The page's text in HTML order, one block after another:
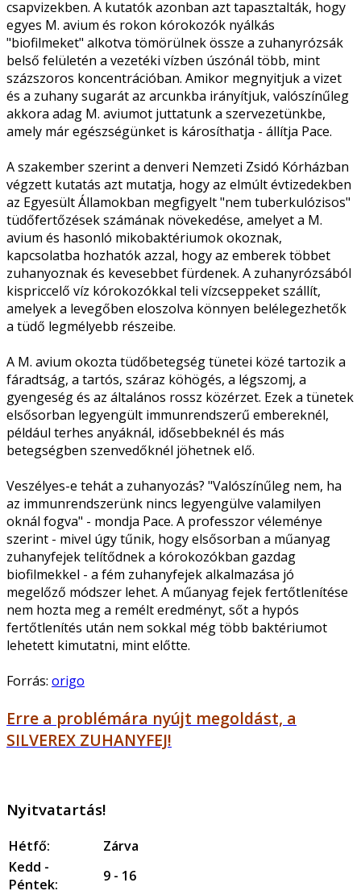
csapvizekben. A kutatók azonban azt tapasztalták, hogy
egyes M. avium és rokon kórokozók nyálkás
"biofilmeket" alkotva tömörülnek össze a zuhanyrózsák
belső felületén a vezetéki vízben úszónál több, mint
százszoros koncentrációban. Amikor megnyitjuk a vizet
és a zuhany sugarát az arcunkba irányítjuk, valószínűleg
akkora adag M. aviumot juttatunk a szervezetünkbe,
amely már egészségünket is károsíthatja - állítja Pace.
A szakember szerint a denveri Nemzeti Zsidó Kórházban
végzett kutatás azt mutatja, hogy az elmúlt évtizedekben
az Egyesült Államokban megfigyelt "nem tuberkulózisos"
tüdőfertőzések számának növekedése, amelyet a M.
avium és hasonló mikobaktériumok okoznak,
kapcsolatba hozhatók azzal, hogy az emberek többet
zuhanyoznak és kevesebbet fürdenek. A zuhanyrózsából
kispriccelő víz kórokozókkal teli vízcseppeket szállít,
amelyek a levegőben eloszolva könnyen belélegezhetők
a tüdő legmélyebb részeibe.
A M. avium okozta tüdőbetegség tünetei közé tartozik a
fáradtság, a tartós, száraz köhögés, a légszomj, a
gyengeség és az általános rossz közérzet. Ezek a tünetek
elsősorban legyengült immunrendszerű embereknél,
például terhes anyáknál, idősebbeknél és más
betegségben szenvedőknél jöhetnek elő.
Veszélyes-e tehát a zuhanyozás? "Valószínűleg nem, ha
az immunrendszerünk nincs legyengülve valamilyen
oknál fogva" - mondja Pace. A professzor véleménye
szerint - mivel úgy tűnik, hogy elsősorban a műanyag
zuhanyfejek telítődnek a kórokozókban gazdag
biofilmekkel - a fém zuhanyfejek alkalmazása jó
megelőző módszer lehet. A műanyag fejek fertőtlenítése
nem hozta meg a remélt eredményt, sőt a hypós
fertőtlenítés után nem sokkal még több baktériumot
lehetett kimutatni, mint előtte.
Forrás: origo
Erre a problémára nyújt megoldást, a
SILVEREX ZUHANYFEJ!
Nyitvatartás!
Hétfő:
Zárva
Kedd -
Péntek:
9 - 16